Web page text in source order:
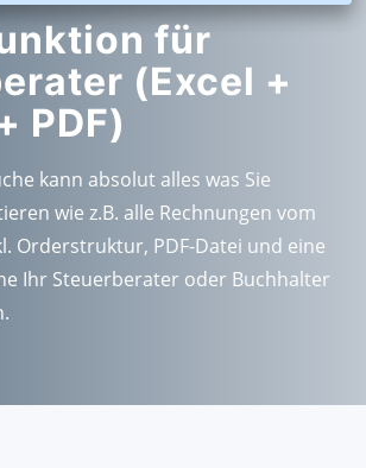
für
(Excel +
PDF)
kann absolut alles was Sie
wie z.B. alle Rechnungen vom
Orderstruktur, PDF-Datei und eine
Ihr Steuerberater oder Buchhalter